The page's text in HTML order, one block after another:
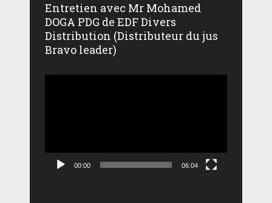
Entretien avec Mr Mohamed
DOGA PDG de EDF Divers
Distribution (Distributeur du jus
Bravo leader)
00:00 06:04